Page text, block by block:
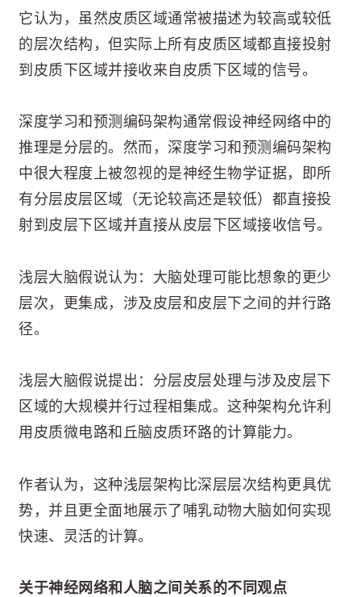
它认为，虽然皮质区域通常被描述为较高或较低
的层次结构，但实际上所有皮质区域都直接投射
到皮质下区域并接收来自皮质下区域的信号。
深度学习和预测编码架构通常假设神经网络中的
推理是分层的。然而，深度学习和预测编码架构
中很大程度上被忽视的是神经生物学证据，即所
有分层皮层区域（无论较高还是较低）都直接投
射到皮层下区域并直接从皮层下区域接收信号。
浅层大脑假说认为：大脑处理可能比想象的更少
层次，更集成，涉及皮层和皮层下之间的并行路
径。
浅层大脑假说提出：分层皮层处理与涉及皮层下
区域的大规模并行过程相集成。这种架构允许利
用皮质微电路和丘脑皮质环路的计算能力。
作者认为，这种浅层架构比深层层次结构更具优
势，并且更全面地展示了哺乳动物大脑如何实现
快速、灵活的计算。
关于神经网络和人脑之间关系的不同观点